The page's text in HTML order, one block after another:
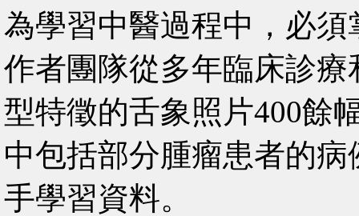
為學習中醫過程中，必
作者團隊從多年臨床診
型特徵的舌象照片400餘
中包括部分腫瘤患者的
手學習資料。